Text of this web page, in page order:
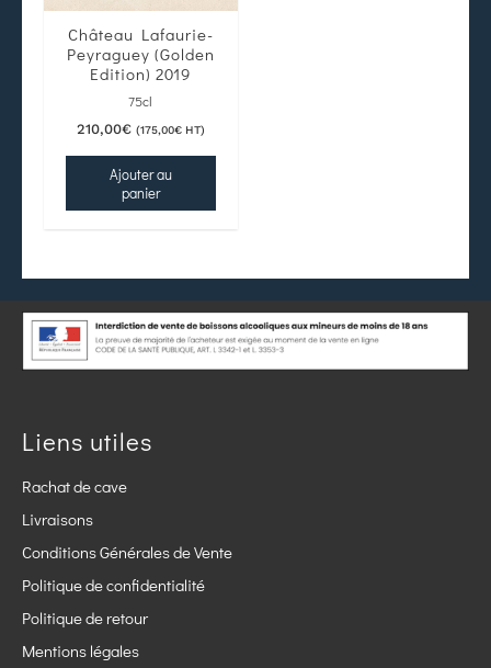
Château Lafaurie-
Peyraguey (Golden
Edition) 2019
75cl
210,00€ (175,00€HT)
Ajouter au
panier
Liens utiles
Rachat de cave
Livraisons
Conditions Générales de Vente
Politique de confidentialité
Politique de retour
Mentions légales